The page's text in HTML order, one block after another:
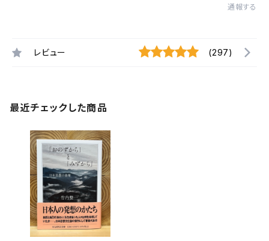
通報する
レビュー (297)
最近チェックした商品